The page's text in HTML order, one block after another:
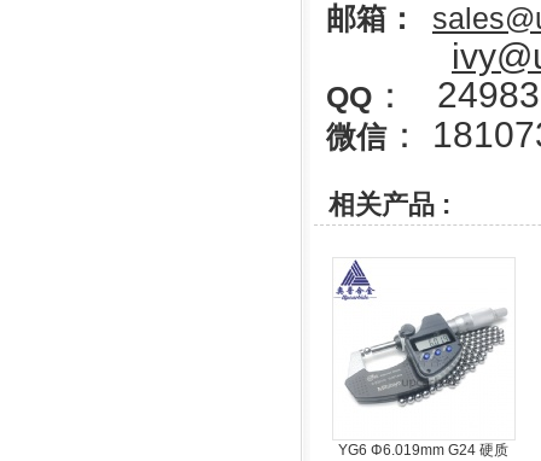
邮箱：
QQ ：
微信：
相关产品 :
YG6 Φ6.019mm G24 硬质